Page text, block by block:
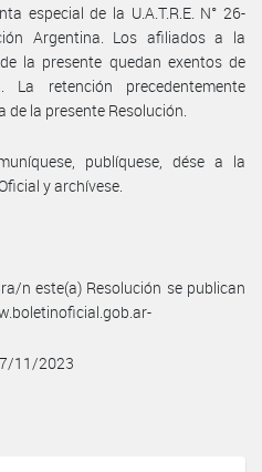
especial de la U.A.T.R.E. N° 26-
Argentina. Los afiliados a la
la presente quedan exentos de
retención precedentemente
la presente Resolución.
publíquese, dése a la
y archívese.
n este(a) Resolución se publican
11/2023